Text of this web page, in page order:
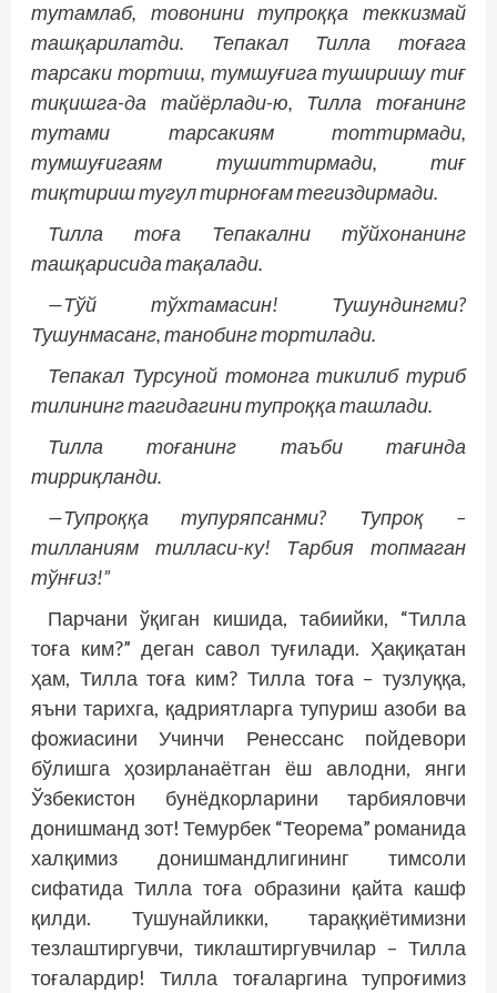
тутамлаб, товонини тупроққа теккизмай
ташқарилатди. Тепакал Тилла тоғага
тарсаки тортиш, тумшуғига туширишу тиғ
тиқишга-да тайёрлади-ю, Тилла тоғанинг
тутами тарсакиям тоттирмади,
тумшуғигаям тушиттирмади, тиғ
тиқтириш тугул тирноғам тегиздирмади.
Тилла тоға Тепакални тўйхонанинг
ташқарисида тақалади.
—Тўй тўхтамасин! Тушундингми?
Тушунмасанг, танобинг тортилади.
Тепакал Турсуной томонга тикилиб туриб
тилининг тагидагини тупроққа ташлади.
Тилла тоғанинг таъби тағинда
тирриқланди.
—Тупроққа тупуряпсанми? Тупроқ –
тилланиям тилласи-ку! Тарбия топмаган
тўнғиз!”
Парчани ўқиган кишида, табиийки, “Тилла
тоға ким?” деган савол туғилади. Ҳақиқатан
ҳам, Тилла тоға ким? Тилла тоға – тузлуққа,
яъни тарихга, қадриятларга тупуриш азоби ва
фожиасини Учинчи Ренессанс пойдевори
бўлишга ҳозирланаётган ёш авлодни, янги
Ўзбекистон бунёдкорларини тарбияловчи
донишманд зот! Темурбек “Теорема” романида
халқимиз донишмандлигининг тимсоли
сифатида Тилла тоға образини қайта кашф
қилди. Тушунайликки, тараққиётимизни
тезлаштиргувчи, тиклаштиргувчилар – Тилла
тоғалардир! Тилла тоғаларгина тупроғимиз